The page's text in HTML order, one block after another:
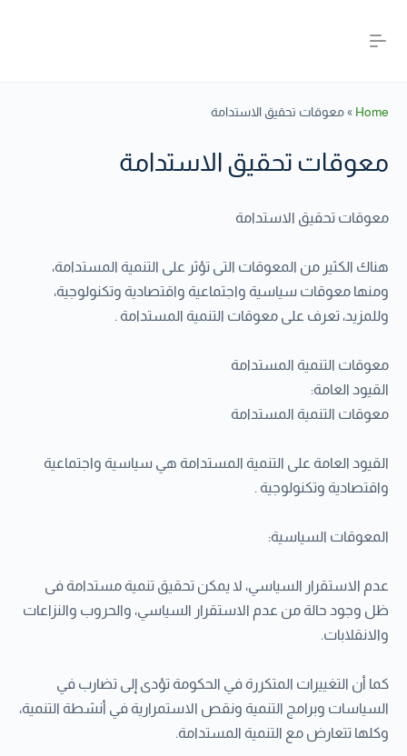
Home
»معوقات تحقيق الاستدامة
معوقات تحقيق الاستدامة
معوقات تحقيق الاستدامة
هناك الكثير من المعوقات التى تؤثر على التنمية المستدامة،
ومنها معوقات سياسية واجتماعية واقتصادية وتكنولوجية،
وللمزيد، تعرف على معوقات التنمية المستدامة .
معوقات التنمية المستدامة
القيود العامة:
معوقات التنمية المستدامة
القيود العامة على التنمية المستدامة هي سياسية واجتماعية
واقتصادية وتكنولوجية .
المعوقات السياسية:
عدم الاستقرار السياسي، لا يمكن تحقيق تنمية مستدامة فى
ظل وجود حالة من عدم الاستقرار السياسي، والحروب والنزاعات
والانقلابات.
كما أن التغييرات المتكررة في الحكومة تؤدى إلى تضارب في
السياسات وبرامج التنمية ونقص الاستمرارية في أنشطة التنمية،
وكلها تتعارض مع التنمية المستدامة.